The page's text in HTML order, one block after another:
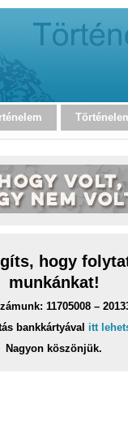
hogy
munkánkat!
11705008 –
bankkártyával itt
Nagyon köszönjük.